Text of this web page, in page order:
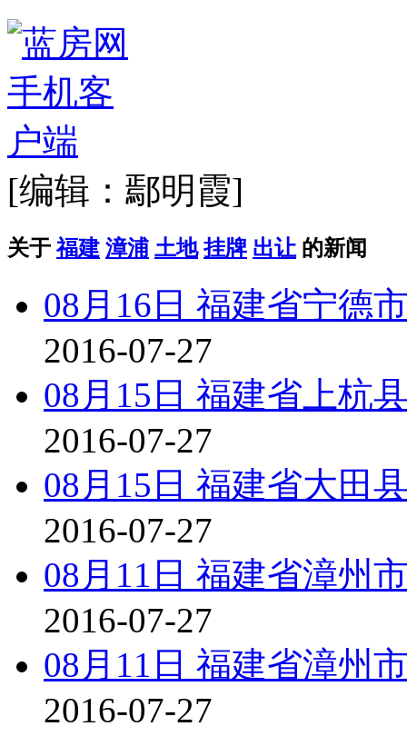
[编辑：鄢明霞]
关于 福建 漳浦 土地 挂牌 出让 的新闻
08月16日 福建省宁德
2016-07-27
08月15日 福建省上杭
2016-07-27
08月15日 福建省大田
2016-07-27
08月11日 福建省漳州
2016-07-27
08月11日 福建省漳州
2016-07-27